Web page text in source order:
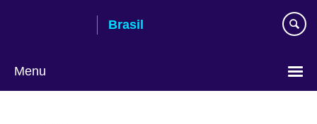
Brasil
Menu